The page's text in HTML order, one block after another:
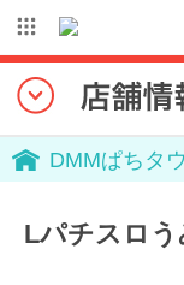
DMMぱちタ
Lパチスロ